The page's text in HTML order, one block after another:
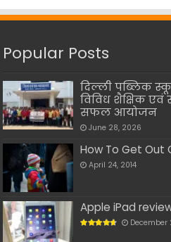
Popular Posts
दिल्ली पब्लिक
विविध शैक्षिक एवं
सफल आयोजन
June 28, 2026
How To Get Out
April 24, 2014
Apple iPad
December